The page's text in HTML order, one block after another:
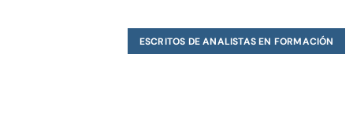
ESCRITOS DE ANALISTAS EN FORMACIÓN